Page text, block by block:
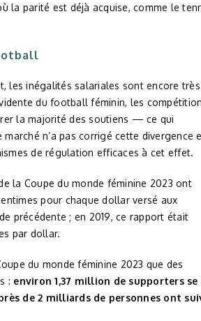
la parité est déjà acquise, comme le
les inégalités salariales sont encore très
du football féminin, les
la majorité des soutiens — ce qui
n’a pas corrigé cette divergence
de régulation efficaces à cet effet.
la Coupe du monde féminine 2023 ont
pour chaque dollar versé aux
précédente ; en 2019, ce rapport était
par dollar.
du monde féminine 2023 que des
: environ 1,37 million de supporters se
de 2 milliards de personnes ont